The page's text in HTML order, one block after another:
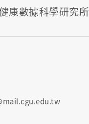
健康數據科學研究所